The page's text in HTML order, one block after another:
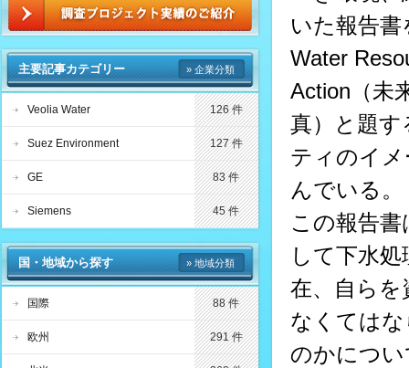
いた報告
Water
Action （
真）と題
ティのイ
んでいる。
この報告
して下水
在、自ら
なくては
のかにつ
主要記事カテゴリー » 企業分類
Veolia Water 126 件
Suez Environment 127 件
GE 83 件
Siemens 45 件
国・地域から探す » 地域分類
国際 88 件
欧州 291 件